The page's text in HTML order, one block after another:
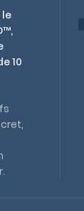
10